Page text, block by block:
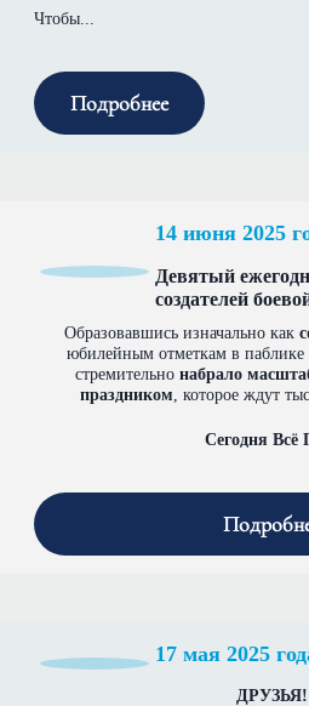
Чтобы...
Подробнее
14 июня 2025
Девятый
создателей
Образовавшись изначально как
юбилейным отметкам в паблике
стремительно набрало
праздником, которое ждут
Сегодня Всё
17 мая 2025
ДРУЗЬЯ!